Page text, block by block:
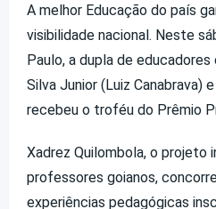
A melhor Educação do país
visibilidade nacional. Neste
Paulo, a dupla de educadores
Silva Junior (Luiz Canabrava)
recebeu o troféu do Prêmio
Xadrez Quilombola, o projeto
professores goianos,
experiências pedagógicas